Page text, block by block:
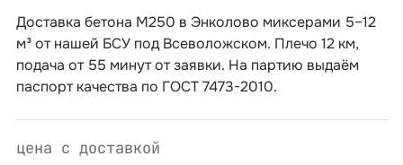
Доставка бетона М250 в Энколово миксерами 5–12
м³ от нашей БСУ под Всеволожском. Плечо 12 км,
подача от 55 минут от заявки. На партию выдаём
паспорт качества по ГОСТ 7473-2010.
цена с доставкой